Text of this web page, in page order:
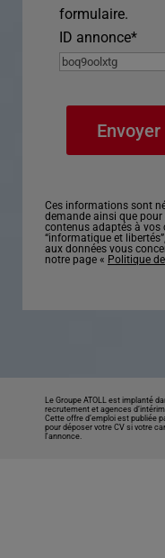
formulaire.
ID annonce*
Ces informations sont
demande ainsi que
contenus adaptés à vos
“informatique et
aux données vous
notre page « Politique
Le Groupe ATOLL est implanté
recrutement et agences
Cette offre d’emploi est publiée
pour déposer votre CV si votre
l'annonce.